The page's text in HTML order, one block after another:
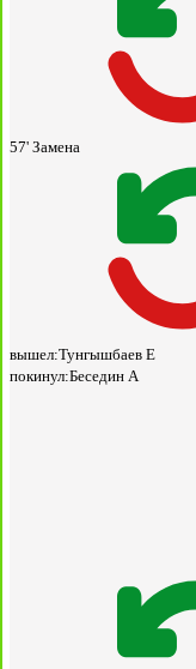
57' Замена
вышел:Тунгышбаев Е
покинул:Беседин А